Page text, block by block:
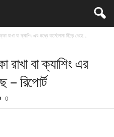
রাখা বা ক্যাশিং এর মধ্যে বার্সেলোনা ছিঁড়ে গেছে...
রাখা বা ক্যাশিং এর
– রিপোর্ট
0